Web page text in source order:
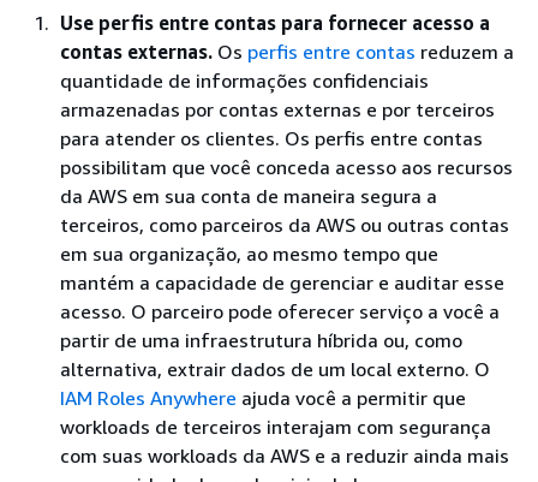
Use perfis entre contas para fornecer acesso a
contas externas. Os perfis entre contas reduzem a
quantidade de informações confidenciais
armazenadas por contas externas e por terceiros
para atender os clientes. Os perfis entre contas
possibilitam que você conceda acesso aos recursos
da AWS em sua conta de maneira segura a
terceiros, como parceiros da AWS ou outras contas
em sua organização, ao mesmo tempo que
mantém a capacidade de gerenciar e auditar esse
acesso. O parceiro pode oferecer serviço a você a
partir de uma infraestrutura híbrida ou, como
alternativa, extrair dados de um local externo. O
IAM Roles Anywhere ajuda você a permitir que
workloads de terceiros interajam com segurança
com suas workloads da AWS e a reduzir ainda mais